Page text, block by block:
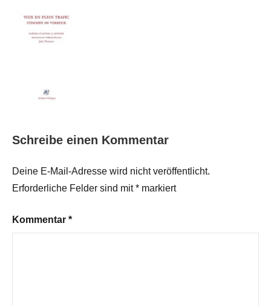
Schreibe einen Kommentar
Deine E-Mail-Adresse wird nicht veröffentlicht.
Erforderliche Felder sind mit* markiert
Kommentar *